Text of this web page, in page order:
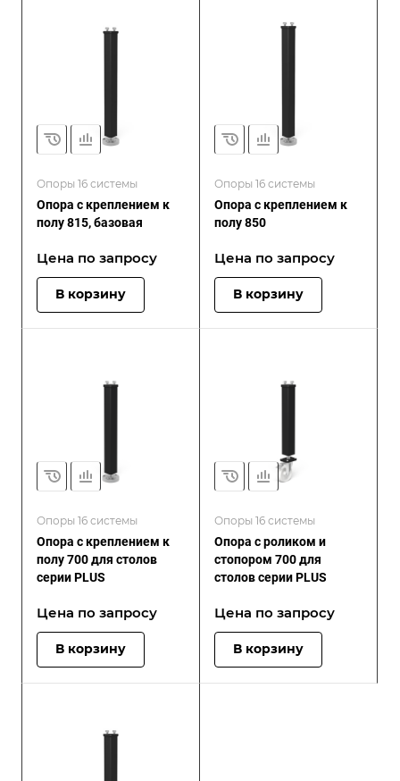
Опоры 16 системы
Опора с креплением к
полу 815, базовая
Цена по запросу
В корзину
Опоры 16 системы
Опора с креплением к
полу 850
Цена по запросу
В корзину
Опоры 16 системы
Опора с креплением к
полу 700 для столов
серии PLUS
Цена по запросу
В корзину
Опоры 16 системы
Опора с роликом и
стопором 700 для
столов серии PLUS
Цена по запросу
В корзину